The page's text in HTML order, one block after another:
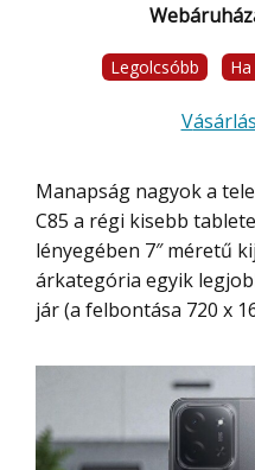
Legolcsóbb
Manapság nagyok a telefonok kijelzői, de a POCO
C85 a régi kisebb
lényegében 7″ méretű
árkategória egyik
jár (a felbontása 720 x